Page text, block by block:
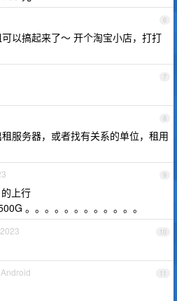
6
以搞起来了～ 开个淘宝小店，打打
7
8
服务器，或者找有关系的单位，租用
9
上行
。。。。。。。。。。。。
10
11